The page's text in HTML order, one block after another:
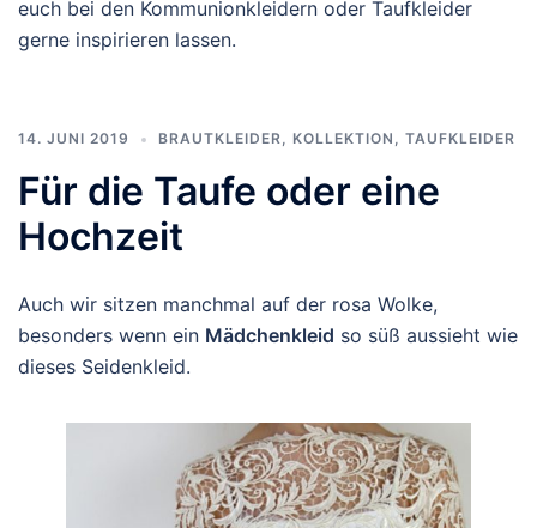
euch bei den Kommunionkleidern oder Taufkleider
gerne inspirieren lassen.
14. JUNI 2019 BRAUTKLEIDER, KOLLEKTION , TAUFKLEIDER
Für die Taufe oder eine
Hochzeit
Auch wir sitzen manchmal auf der rosa Wolke,
besonders wenn ein Mädchenkleid so süß aussieht wie
dieses Seidenkleid.